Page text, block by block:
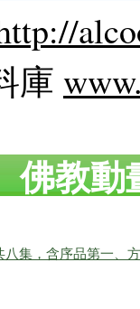
庫
佛教動
集，含序品第一、